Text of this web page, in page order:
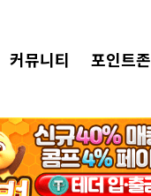
커뮤니티 포인트존